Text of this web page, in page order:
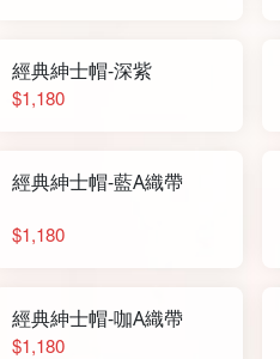
經典紳士帽-深紫
$1,180
經典紳士帽-藍A織帶
$1,180
經典紳士帽-咖A織帶
$1,180